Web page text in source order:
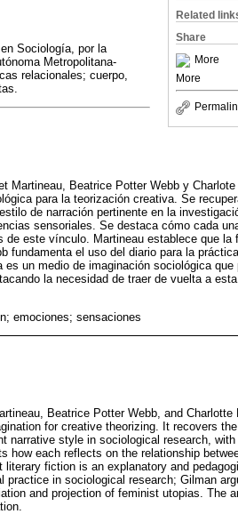
Related
Share
More
More
Sociología, por la
Metropolitana-
relacionales; cuerpo,
Martineau, Beatrice Potter Webb y
para la teorización creativa. Se
de narración pertinente en la
sensoriales. Se destaca cómo cada
este vínculo. Martineau establece que la
fundamenta el uso del diario para la
un medio de imaginación sociológica
la necesidad de traer de vuelta a
emociones; sensaciones
Beatrice Potter Webb, and Charlotte
for creative theorizing. It recovers
narrative style in sociological research,
each reflects on the relationship
fiction is an explanatory and
in sociological research; Gilman
and projection of feminist utopias. The